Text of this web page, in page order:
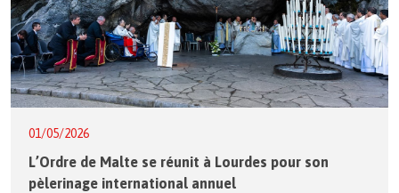
01/05/2026
L’Ordre de Malte se réunit à Lourdes pour son
pèlerinage international annuel